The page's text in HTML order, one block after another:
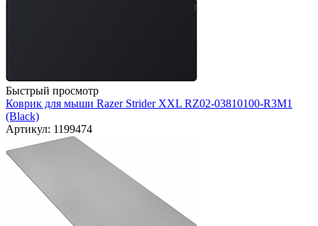
Быстрый просмотр
Коврик для мыши Razer Strider XXL RZ02-03810100-R3M1
(Black)
Артикул: 1199474